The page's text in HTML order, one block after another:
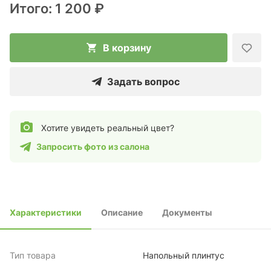
Итого: 1 200 ₽
В корзину
Задать вопрос
Хотите увидеть реальный цвет?
Запросить фото из салона
Характеристики Описание Документы
Тип товара Напольный плинтус